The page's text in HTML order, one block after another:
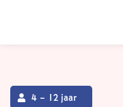
4 – 12 jaar